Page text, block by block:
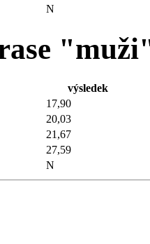
N
výsledek
17,90
20,03
21,67
27,59
N